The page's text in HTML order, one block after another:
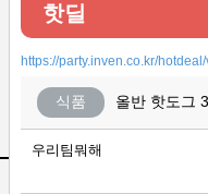
핫딜
https://party.inven.co.kr/
식품 올반 핫도그
우리팀뭐해